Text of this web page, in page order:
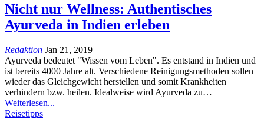
Nicht nur Wellness: Authentisches
Ayurveda in Indien erleben
Redaktion Jan 21, 2019
Ayurveda bedeutet "Wissen vom Leben". Es entstand in Indien und
ist bereits 4000 Jahre alt. Verschiedene Reinigungsmethoden sollen
wieder das Gleichgewicht herstellen und somit Krankheiten
verhindern bzw. heilen. Idealweise wird Ayurveda zu…
Weiterlesen...
Reisetipps